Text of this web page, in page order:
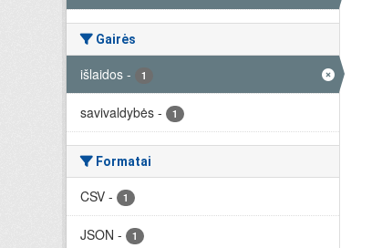
Gairės
išlaidos - 1
savivaldybės - 1
Formatai
CSV - 1
JSON - 1